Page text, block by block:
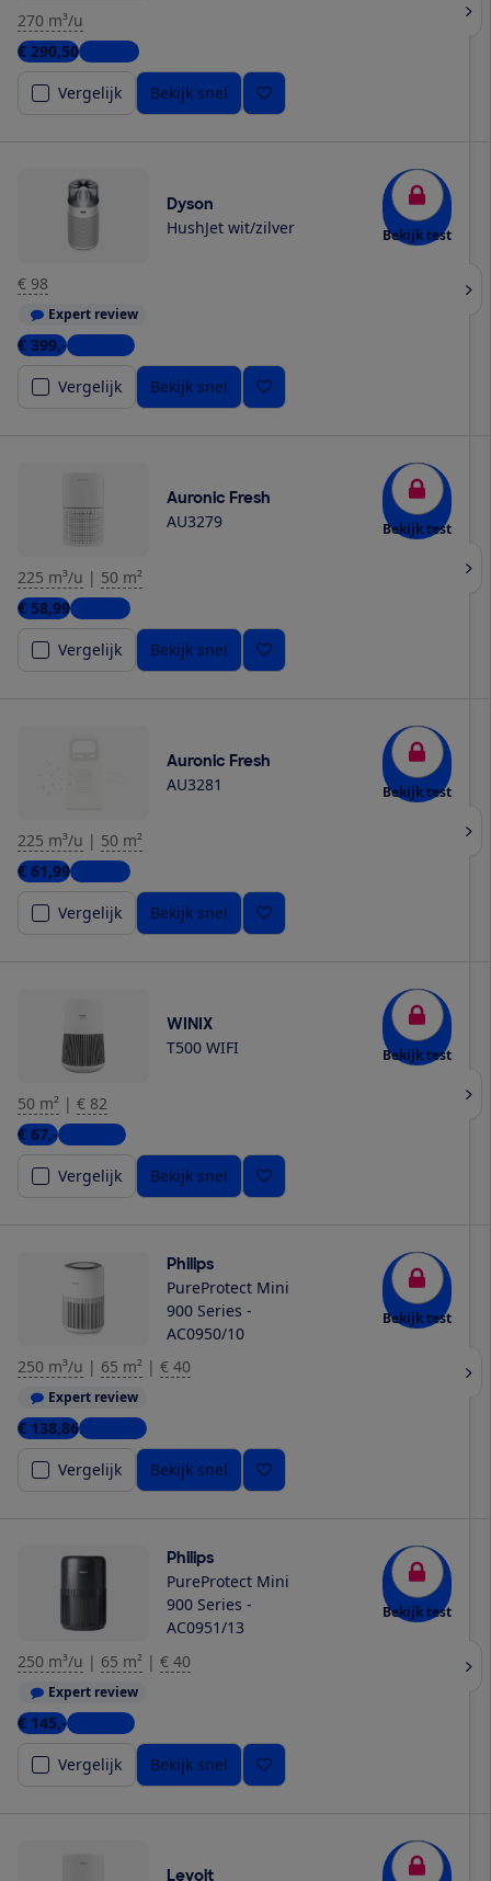
270 m³/u
€ 290,501 winkel
Vergelijk
Bekijk snel
Dyson
HushJet wit/zilver Bekijk test
€ 98
Expert review
€ 399,-4 winkels
Vergelijk
Bekijk snel
Auronic Fresh
AU3279 Bekijk test
225 m³/u | 50 m²
€ 58,991 winkel
Vergelijk
Bekijk snel
Auronic Fresh
AU3281 Bekijk test
225 m³/u | 50 m²
€ 61,991 winkel
Vergelijk
Bekijk snel
WINIX
T500 WIFI Bekijk test
50 m² | € 82
€ 67,-4 winkels
Vergelijk
Bekijk snel
Philips
PureProtect Mini
900 Series -
AC0950/10
Bekijk test
250 m³/u | 65 m² | € 40
Expert review
€ 138,862 winkels
Vergelijk
Bekijk snel
Philips
PureProtect Mini
900 Series -
AC0951/13
Bekijk test
250 m³/u | 65 m² | € 40
Expert review
€ 145,-6 winkels
Vergelijk
Bekijk snel
Levoit